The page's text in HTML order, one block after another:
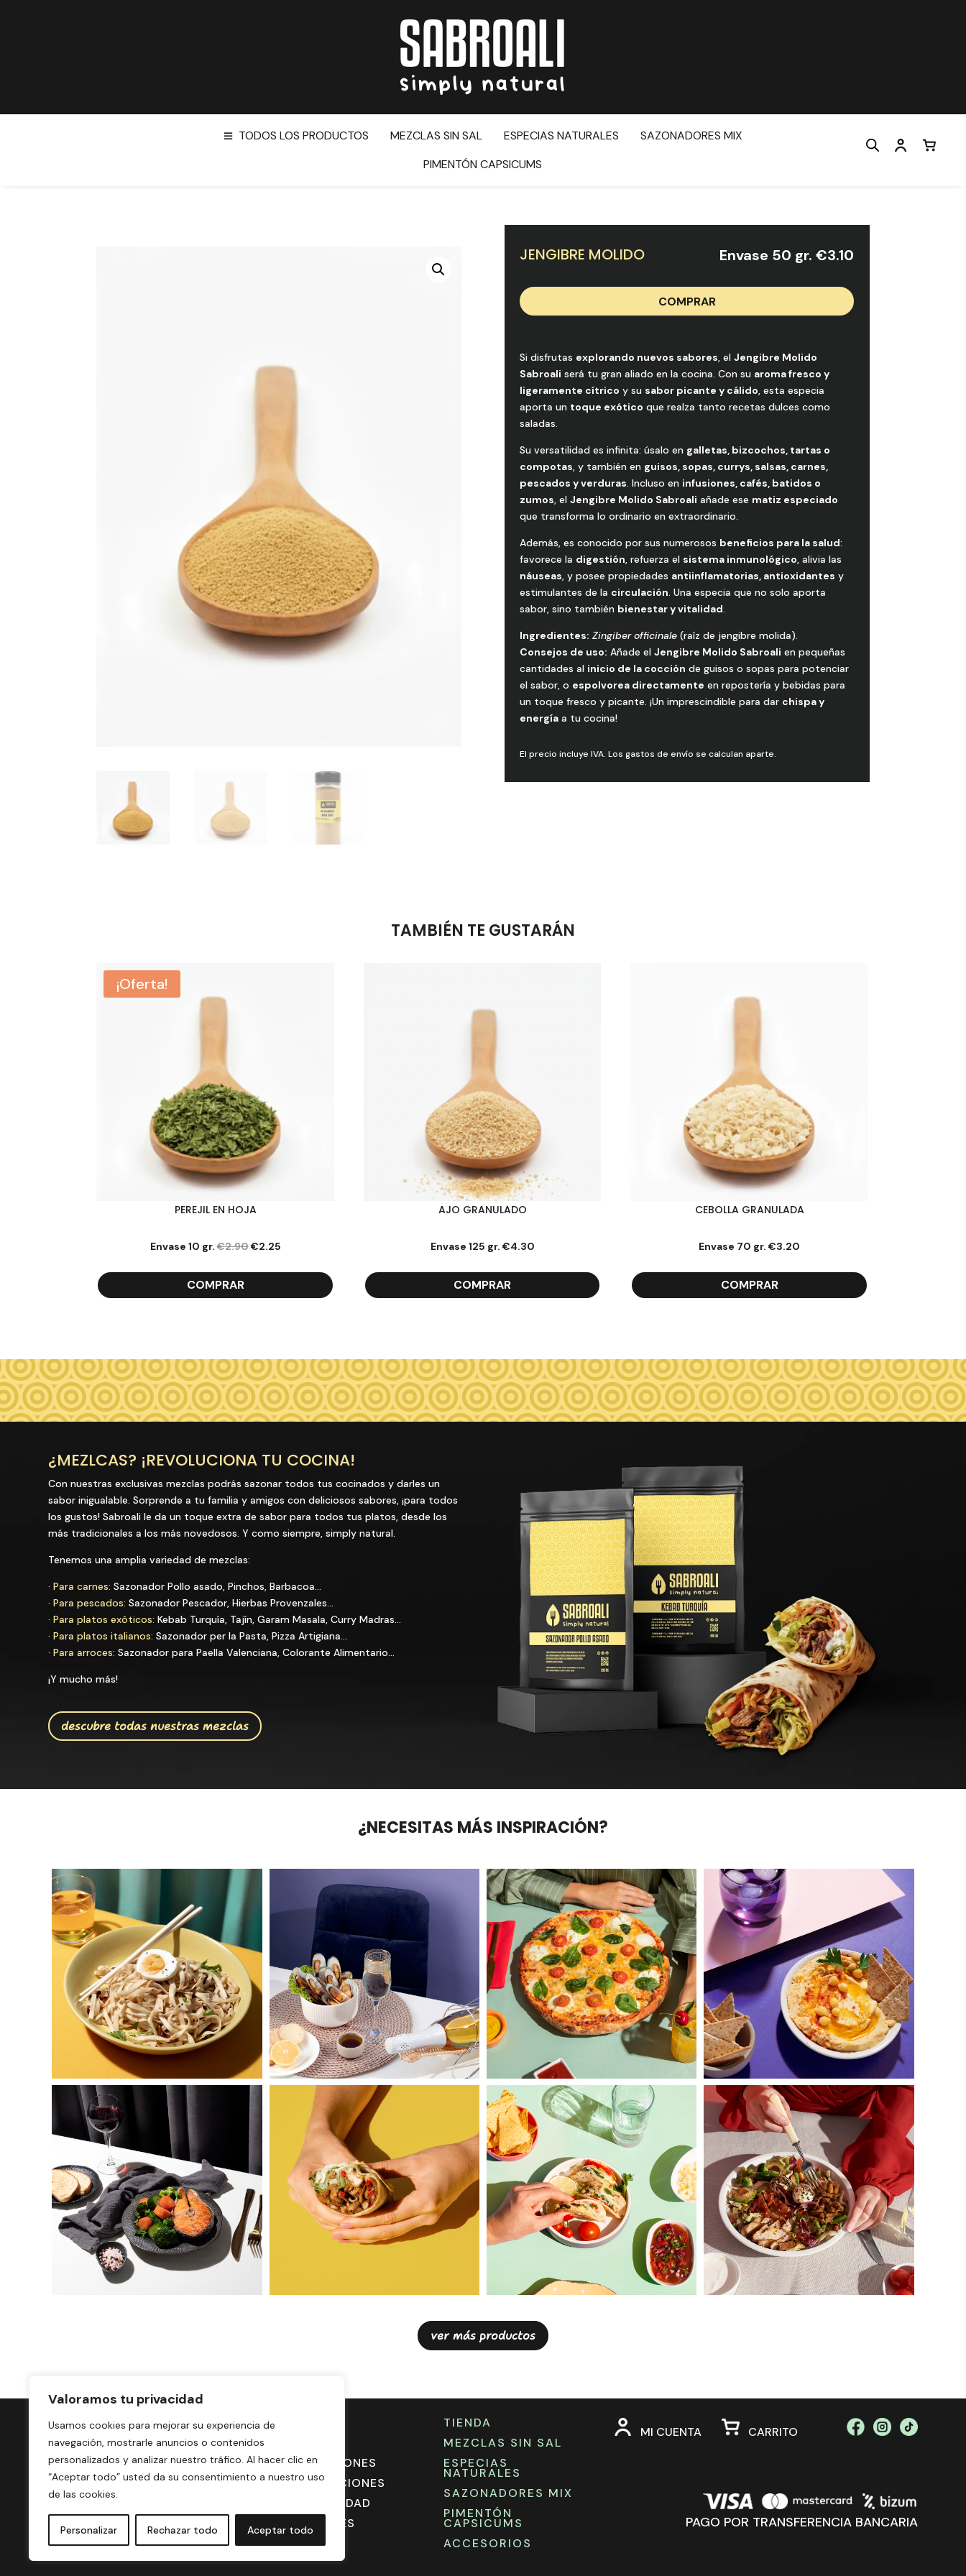
Valoramos tu privacidad
Usamos cookies para mejorar su experiencia de
navegación, mostrarle anuncios o contenidos
personalizados y analizar nuestro tráfico. Al hacer clic en
“Aceptar todo” usted da su consentimiento a nuestro uso
de las cookies.
Personalizar Rechazar todo Aceptar todo
TODOS LOS PRODUCTOS MEZCLAS SIN SAL ESPECIAS NATURALES
SAZONADORES MIX
PIMENTÓN CAPSICUMS
JENGIBRE MOLIDO Envase 50 gr.€3.10
COMPRAR
Si disfrutas explorando nuevos sabores, elJengibre Molido
Sabroali será tu gran aliado en la cocina. Con su aroma fresco y
ligeramente cítrico y su sabor picante y cálido, esta especia
aporta un toque exótico que realza tanto recetas dulces como
saladas.
Su versatilidad es infinita: úsalo en galletas, bizcochos, tartas o
compotas, y también en guisos, sopas, currys, salsas, carnes,
pescados y verduras. Incluso en infusiones, cafés, batidos o
zumos, elJengibre Molido Sabroali añade ese matiz especiado
que transforma lo ordinario en extraordinario.
Además, es conocido por sus numerosos beneficios para la salud:
favorece la digestión, refuerza el sistema inmunológico, alivia las
náuseas, y posee propiedades antiinflamatorias, antioxidantes y
estimulantes de la circulación. Una especia que no solo aporta
sabor, sino también bienestar y vitalidad.
Ingredientes: Zingiber officinale (raíz de jengibre molida).
Consejos de uso: Añade elJengibre Molido Sabroali en pequeñas
cantidades al inicio de la cocción de guisos o sopas para potenciar
el sabor, o espolvorea directamente en repostería y bebidas para
un toque fresco y picante. ¡Un imprescindible para dar chispa y
energía a tu cocina!
El precio incluye IVA. Los gastos de envío se calculan aparte.
TAMBIÉN TE GUSTARÁN
¡Oferta!
PEREJIL EN HOJA
Envase 10 gr.€2.90El
era:
€2.25El
es:
COMPRAR
AJO GRANULADO
Envase 125 gr. €4.30
COMPRAR
CEBOLLA GRANULADA
Envase 70 gr.€3.20
COMPRAR
¿MEZLCAS? ¡REVOLUCIONA TU COCINA!
Con nuestras exclusivas mezclas podrás sazonar todos tus cocinados y darles un
sabor inigualable. Sorprende a tu familia y amigos con deliciosos sabores, ¡para todos
los gustos! Sabroali le da un toque extra de sabor para todos tus platos, desde los
más tradicionales a los más novedosos. Y como siempre, simply natural.
Tenemos una amplia variedad de mezclas:
·Para carnes: Sazonador Pollo asado, Pinchos, Barbacoa…
·Para pescados: Sazonador Pescador, Hierbas Provenzales…
·Para platos exóticos: Kebab Turquía, Tajín, Garam Masala, Curry Madras…
·Para platos italianos: Sazonador per la Pasta, Pizza Artigiana…
· Para arroces: Sazonador para Paella Valenciana, Colorante Alimentario…
¡Y mucho más!
descubre todas nuestras mezclas
¿NECESITAS MÁS INSPIRACIÓN?
ver más productos
CONTACTO
SOBRE NOSOTROS
ENVÍOS Y DEVOLUCIONES
TÉRMINOS Y CONDICIONES
POLITICA DE PRIVACIDAD
POLÍTICA DE COOKIES
TIENDA
MEZCLAS SIN SAL
ESPECIAS
NATURALES
SAZONADORES MIX
PIMENTÓN
CAPSICUMS
ACCESORIOS
MI CUENTA CARRITO
PAGO POR TRANSFERENCIA BANCARIA